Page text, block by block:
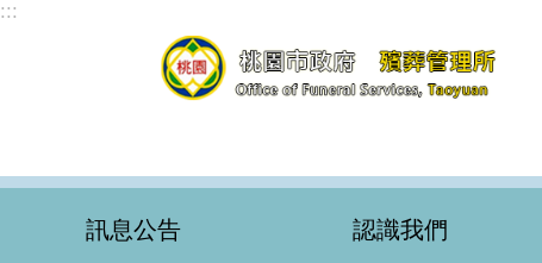
跳到主要內容區塊
:::
訊息公告 認識我們